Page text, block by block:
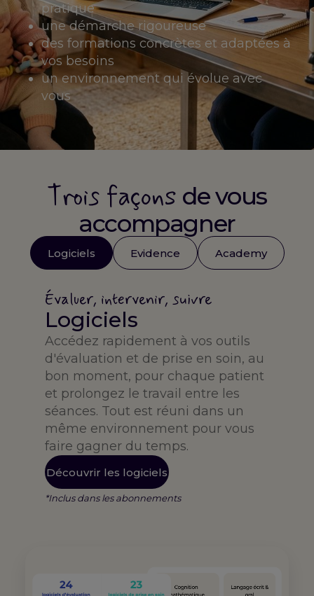
pratique
une démarche rigoureuse
des formations concrètes et adaptées à
vos besoins
un environnement qui évolue avec
vous
Trois façons de vous
accompagner
Logiciels Evidence Academy
Évaluer, intervenir, suivre
Logiciels
Accédez rapidement à vos outils
d'évaluation et de prise en soin, au
bon moment, pour chaque patient
et prolongez le travail entre les
séances. Tout est réuni dans un
même environnement pour vous
faire gagner du temps.
Découvrir les logiciels
*Inclus dans les abonnements